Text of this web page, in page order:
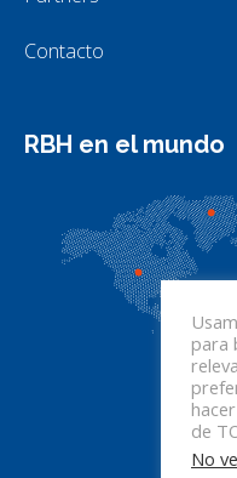
Contacto
RBH en el mundo
para
de
No